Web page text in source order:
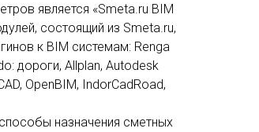
является «Smeta.ru BIM
состоящий из Smeta.ru,
к BIM системам: Renga
дороги, Allplan, Autodesk
OpenBIM, IndorCadRoad,
назначения сметных